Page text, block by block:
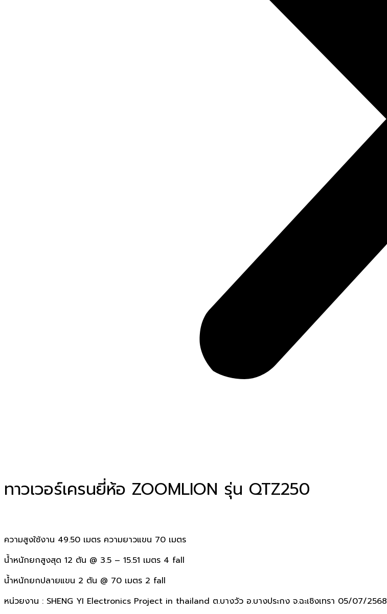
ทาวเวอร์เครนยี่ห้อ ZOOMLION รุ่น QTZ250
ความสูงใช้งาน 49.50 เมตร ความยาวแขน 70 เมตร
น้ำหนักยกสูงสุด 12 ตัน @ 3.5 – 15.51 เมตร 4 fall
น้ำหนักยกปลายแขน 2 ตัน @ 70 เมตร 2 fall
หน่วยงาน : SHENG YI Electronics Project in thailand ต.บางวัว อ.บางประกง จ.ฉะเชิงเทรา 05/07/2568